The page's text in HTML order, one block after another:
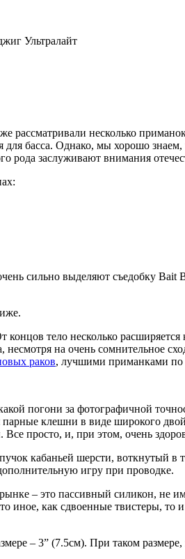
Ультралайт
рассматривали несколько
для басса. Однако, мы хорошо
заслуживают внимания
сильно выделяют съедобку
тело несколько
несмотря на очень сомнительное
раков, лучшими приманками по
погони за фотографичной
клешни в виде широкого
просто, и, при этом, очень
кабаньей шерсти, воткнутый
игру при проводке.
– это пассивный силикон,
иное, как сдвоенные твистеры,
– 3” (7.5см). При таком